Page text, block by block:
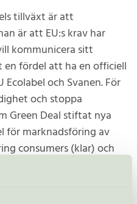
tillväxt är att
är att EU:s krav har
kommunicera sitt
en fördel att ha en officiell
och Svanen. För
och stoppa
Green Deal stiftat nya
för marknadsföring av
consumers (klar) och
och miljöanpassad